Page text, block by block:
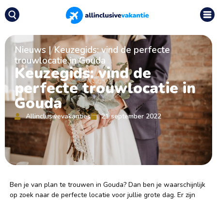
Nieuws |Keuzegids: vind de perfecte
trouwlocatie in Gouda
Keuzegids: vind de
perfecte trouwlocatie in
Gouda
Allinclusivevakanties 21 september 2022
Ben je van plan te trouwen in Gouda? Dan ben je waarschijnlijk
op zoek naar de perfecte locatie voor jullie grote dag. Er zijn